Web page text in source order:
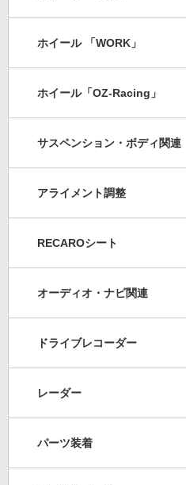
ホイール 「WORK」
ホイール「OZ-Racing」
サスペンション・ボディ関連
アライメント調整
RECAROシート
オーディオ・ナビ関連
ドライブレコーダー
レーダー
パーツ装着